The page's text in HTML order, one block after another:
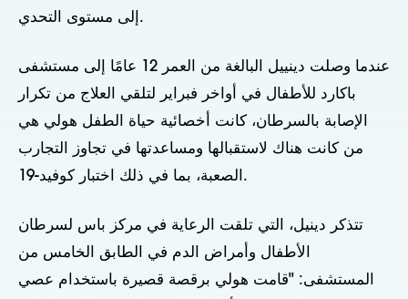
إلى مستوى التحدي.
عندما وصلت دينييل البالغة من العمر 12 عامًا إلى مستشفى
باكارد للأطفال في أواخر فبراير لتلقي العلاج من تكرار
الإصابة بالسرطان، كانت أخصائية حياة الطفل هولي هي
من كانت هناك لاستقبالها ومساعدتها في تجاوز التجارب
الصعبة، بما في ذلك اختبار كوفيد-19.
تتذكر دينيل، التي تلقت الرعاية في مركز باس لسرطان
الأطفال وأمراض الدم في الطابق الخامس من
المستشفى: "قامت هولي برقصة قصيرة باستخدام عصي